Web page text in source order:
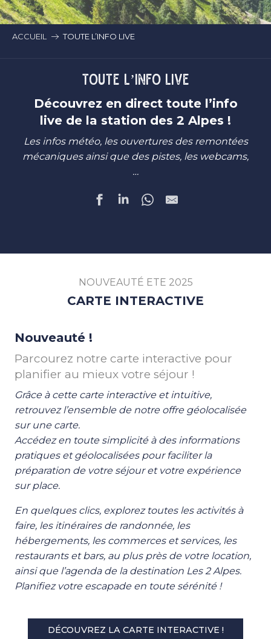
ACCUEIL TOUTE L’INFO LIVE
TOUTE L’INFO LIVE
Découvrez en direct toute l’info
live de la station des 2 Alpes !
Les infos météo, les ouvertures des remontées
mécaniques ainsi que des pistes, les webcams,
…
NOUVEAUTÉ ETE 2025
CARTE INTERACTIVE
Nouveauté !
Parcourez notre carte interactive pour
planifier au mieux votre séjour !
Grâce à cette carte interactive et intuitive,
retrouvez l’ensemble de notre offre géolocalisée
sur une carte.
Accédez en toute simplicité à des informations
pratiques et géolocalisées pour faciliter la
préparation de votre séjour et votre expérience
sur place.
En quelques clics, explorez toutes les activités à
faire, les itinéraires de randonnée, les
hébergements, les commerces et services, les
restaurants et bars, au plus près de votre location,
ainsi que l’agenda de la destination Les 2 Alpes.
Planifiez votre escapade en toute sérénité !
DÉCOUVREZ LA CARTE INTERACTIVE !